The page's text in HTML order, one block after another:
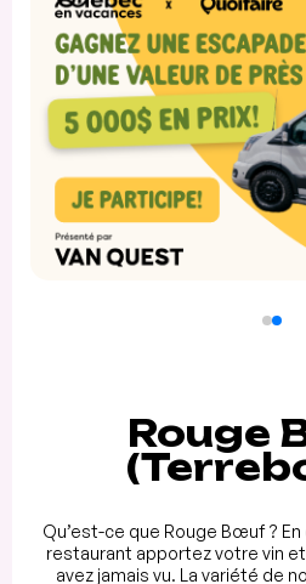
Rouge
Qu’est-ce que Rouge Bœuf ?
restaurant apportez votre vin
avez jamais vu. La variété de